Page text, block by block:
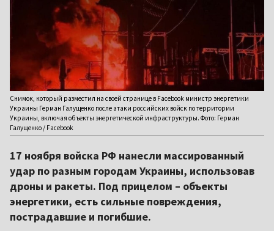
Снимок, который разместил на своей странице в Facebook министр энергетики
Украины Герман Галущенко после атаки российских войск по территории
Украины, включая объекты энергетической инфраструктуры. Фото: Герман
Галущенко / Facebook
17 ноября войска РФ нанесли массированный
удар по разным городам Украины, использовав
дроны и ракеты. Под прицелом – объекты
энергетики, есть сильные повреждения,
пострадавшие и погибшие.